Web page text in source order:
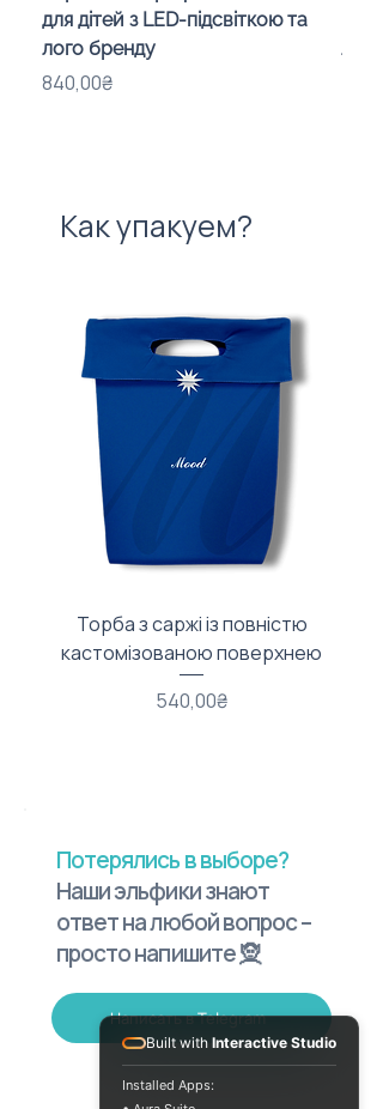
для дітей з LED-підсвіткою та
лого бренду
Price
840,00₴
Как упакуем?
Торба з саржі із повністю
кастомізованою поверхнею
Price
540,00₴
Потерялись в выборе?
Наши эльфики знают
ответ на любой вопрос –
просто напишите 🧝
Написать в Telegram
Built with Interactive Studio
Installed Apps: